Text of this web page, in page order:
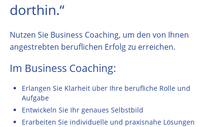
dorthin.“
Nutzen Sie Business Coaching, um den von Ihnen
angestrebten beruflichen Erfolg zu erreichen.
Im Business Coaching:
Erlangen Sie Klarheit über Ihre berufliche Rolle und
Aufgabe
Entwickeln Sie Ihr genaues Selbstbild
Erarbeiten Sie individuelle und praxisnahe Lösungen